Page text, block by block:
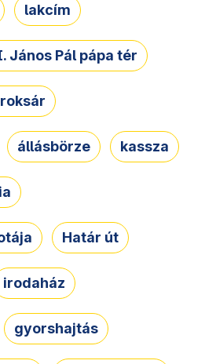
lakcím
János Pál pápa tér
állásbörze kassza
Határ út
irodaház
gyorshajtás